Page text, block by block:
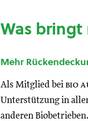
Was bringt
Mehr
Als Mitglied bei bio
Unterstützung in
anderen Biobetrieben.